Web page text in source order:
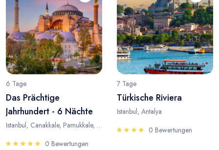
6 Tage
Das Prächtige
Jahrhundert - 6 Nächte
Istanbul, Canakkale, Pamukkale, Antalya
0 Bewertungen
7 Tage
Türkische Riviera
Istanbul, Antalya
0 Bewertungen